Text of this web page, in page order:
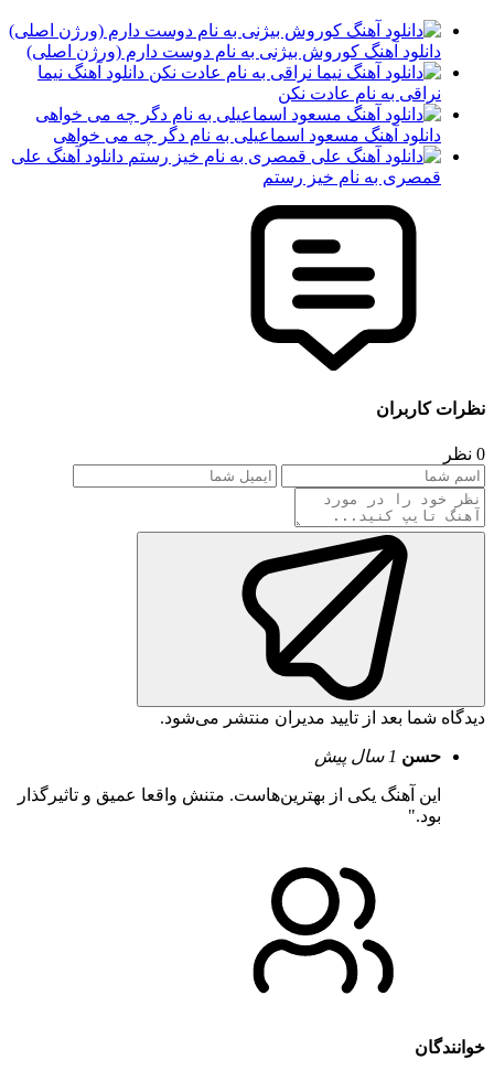
دانلود آهنگ کوروش بیژنی به نام دوست دارم (ورژن اصلی)
دانلود آهنگ نیما
نراقی به نام عادت نکن
دانلود آهنگ مسعود اسماعیلی به نام دگر چه می خواهی
دانلود آهنگ علی
قمصری به نام خیز رستم
نظرات کاربران
0 نظر
دیدگاه شما بعد از تایید مدیران منتشر می‌شود.
حسن 1 سال پیش
این آهنگ یکی از بهترین‌هاست. متنش واقعا عمیق و تاثیرگذار
بود."
خوانندگان